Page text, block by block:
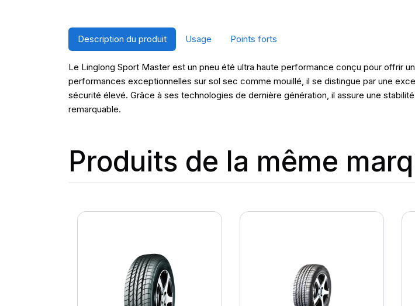
Description du produit Usage Points forts
Le Linglong Sport Master est un pneu été ultra haute performance conçu pour offrir
performances exceptionnelles sur sol sec comme mouillé, il se distingue par une
sécurité élevé. Grâce à ses technologies de dernière génération, il assure une
remarquable.
Produits de la même